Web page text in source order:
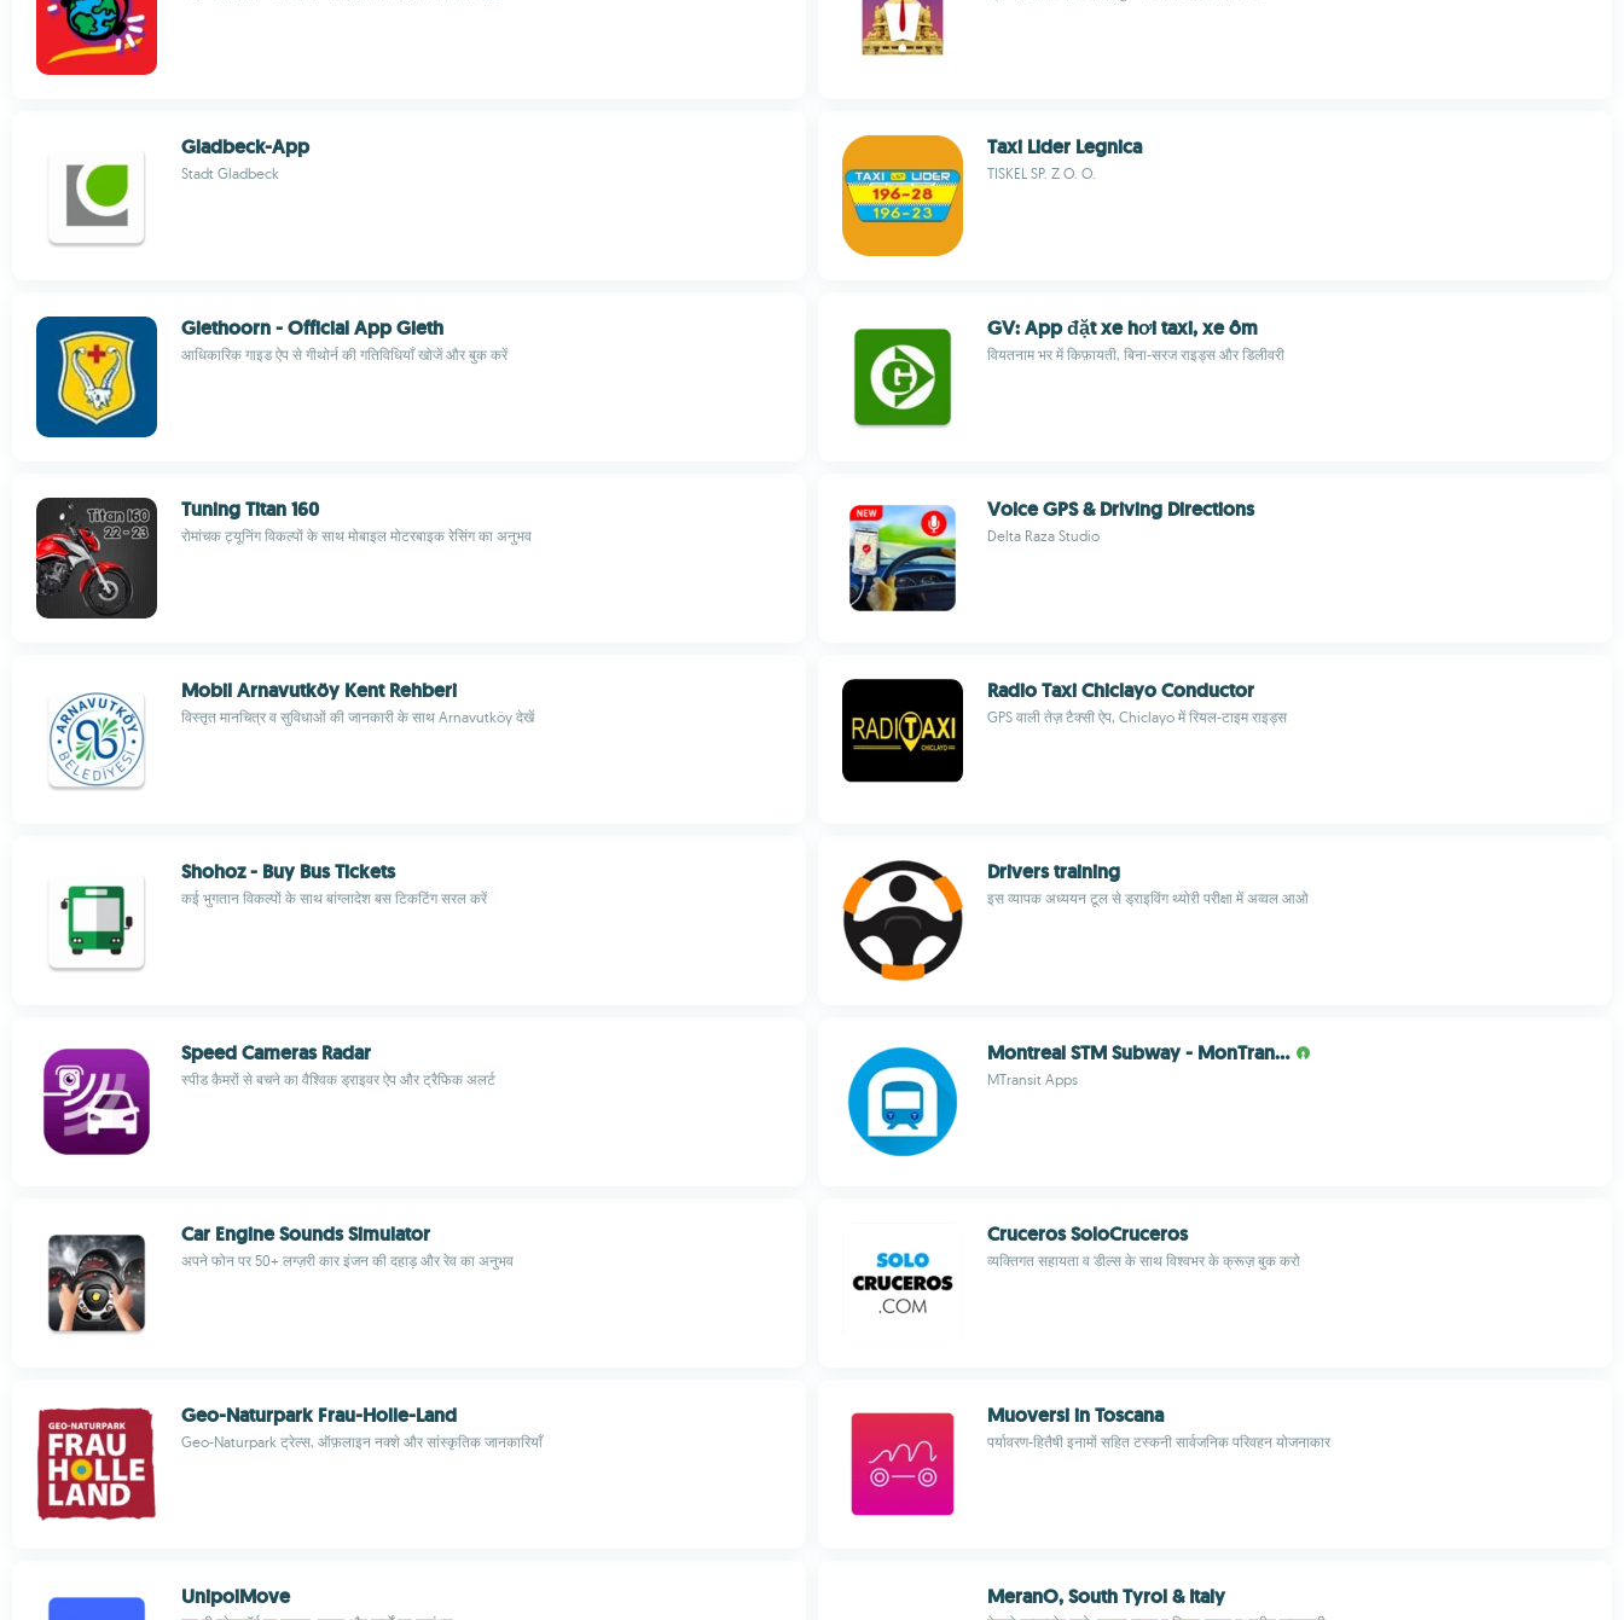
Gladbeck-App
Stadt Gladbeck
Taxi Lider Legnica
TISKEL SP. Z O. O.
Giethoorn - Official App Gieth
आधिकारिक गाइड ऐप से गीथोर्न की गतिविधियाँ खोजें और बुक करें
GV: App đặt xe hơi taxi, xe ôm
वियतनाम भर में किफ़ायती, बिना-सरज राइड्स और डिलीवरी
Tuning Titan 160
रोमांचक ट्यूनिंग विकल्पों के साथ मोबाइल मोटरबाइक रेसिंग का अनुभव
Voice GPS & Driving Directions
Delta Raza Studio
Mobil Arnavutköy Kent Rehberi
विस्तृत मानचित्र व सुविधाओं की जानकारी के साथ Arnavutköy देखें
Radio Taxi Chiclayo Conductor
GPS वाली तेज़ टैक्सी ऐप, Chiclayo में रियल-टाइम राइड्स
Shohoz - Buy Bus Tickets
कई भुगतान विकल्पों के साथ बांग्लादेश बस टिकटिंग सरल करें
Drivers training
इस व्यापक अध्ययन टूल से ड्राइविंग थ्योरी परीक्षा में अव्वल आओ
Speed Cameras Radar
स्पीड कैमरों से बचने का वैश्विक ड्राइवर ऐप और ट्रैफिक अलर्ट
Montreal STM Subway - MonTran…
MTransit Apps
Car Engine Sounds Simulator
अपने फोन पर 50+ लग्ज़री कार इंजन की दहाड़ और रेव का अनुभव
Cruceros SoloCruceros
व्यक्तिगत सहायता व डील्स के साथ विश्वभर के क्रूज़ बुक करो
Geo-Naturpark Frau-Holle-Land
Geo-Naturpark ट्रेल्स, ऑफ़लाइन नक्शे और सांस्कृतिक जानकारियाँ
Muoversi in Toscana
पर्यावरण-हितैषी इनामों सहित टस्कनी सार्वजनिक परिवहन योजनाकार
UnipolMove MeranO, South Tyrol & Italy